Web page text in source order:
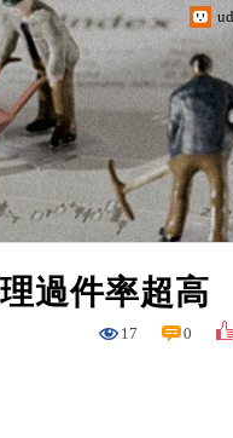
過件率超高
17 0